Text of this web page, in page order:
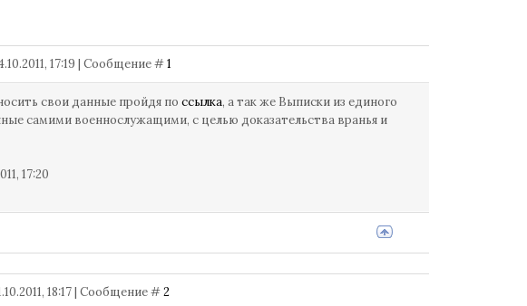
17:19 | Сообщение #1
свои данные пройдя по ссылка, а так же Выписки из единого
самими военнослужащими, с целью доказательства вранья и
17:20
18:17 | Сообщение #2